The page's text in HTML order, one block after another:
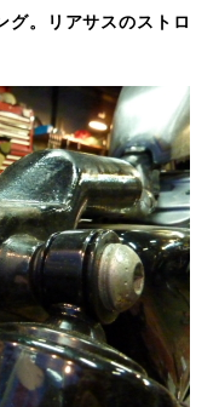
グ。リアサスのストロ